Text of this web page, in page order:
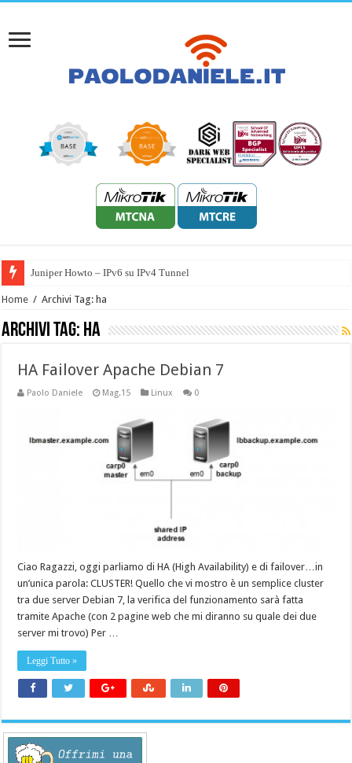
Juniper Howto – IPv6 su IPv4 Tunnel
Home / Archivi Tag: ha
Archivi Tag: ha
HA Failover Apache Debian 7
Paolo Daniele Mag.15 Linux 0
Ciao Ragazzi, oggi parliamo di HA (High Availability) e di failover…in
un’unica parola: CLUSTER! Quello che vi mostro è un semplice cluster
tra due server Debian 7, la verifica del funzionamento sarà fatta
tramite Apache (con 2 pagine web che mi diranno su quale dei due
server mi trovo) Per …
Leggi Tutto »